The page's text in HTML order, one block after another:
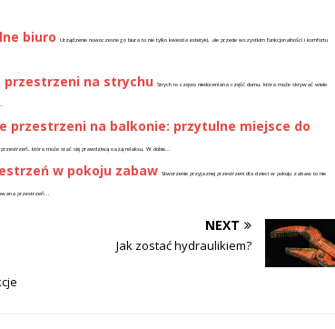
biuro
Urządzenie nowoczesnego biura to nie tylko kwestia estetyki, ale przede wszystkim funkcjonalności i komfortu
przestrzeni na strychu Strych to często niedoceniana część domu, która może skrywać wiele
przestrzeni na balkonie: przytulne miejsce do
która może stać się prawdziwą oazą relaksu. W dobie...
w pokoju zabaw Stworzenie przyjaznej przestrzeni dla dzieci w pokoju zabaw to nie
przestrzeń...
NEXT
Jak zostać hydraulikiem?